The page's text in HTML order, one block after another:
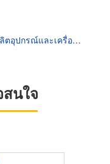
กรณ์และเครื่องใช้กอล์ฟ
นใจ